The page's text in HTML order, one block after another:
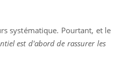
systématique. Pourtant, et le
est d'abord de rassurer les